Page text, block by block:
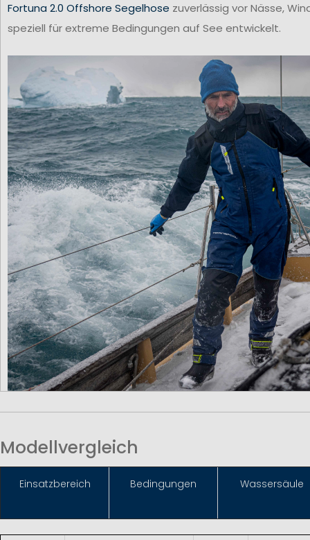
Fortuna 2.0 Offshore Segelhose zuverlässig vor Nässe,
speziell für extreme Bedingungen auf See entwickelt.
Modellvergleich
Einsatzbereich Bedingungen Wassersäule